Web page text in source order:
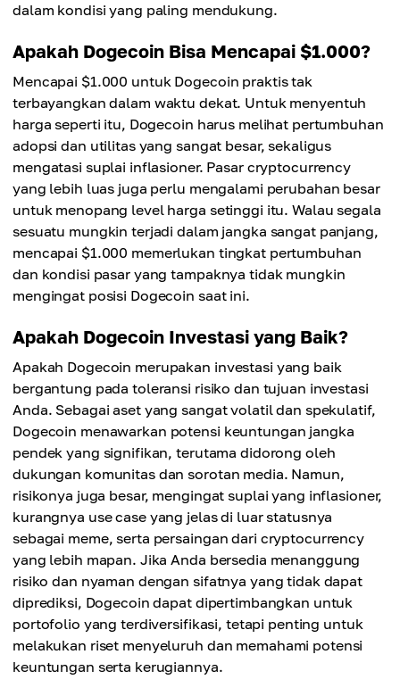
dalam kondisi yang paling mendukung.
Apakah Dogecoin Bisa Mencapai $1.000?
Mencapai $1.000 untuk Dogecoin praktis tak
terbayangkan dalam waktu dekat. Untuk menyentuh
harga seperti itu, Dogecoin harus melihat pertumbuhan
adopsi dan utilitas yang sangat besar, sekaligus
mengatasi suplai inflasioner. Pasar cryptocurrency
yang lebih luas juga perlu mengalami perubahan besar
untuk menopang level harga setinggi itu. Walau segala
sesuatu mungkin terjadi dalam jangka sangat panjang,
mencapai $1.000 memerlukan tingkat pertumbuhan
dan kondisi pasar yang tampaknya tidak mungkin
mengingat posisi Dogecoin saat ini.
Apakah Dogecoin Investasi yang Baik?
Apakah Dogecoin merupakan investasi yang baik
bergantung pada toleransi risiko dan tujuan investasi
Anda. Sebagai aset yang sangat volatil dan spekulatif,
Dogecoin menawarkan potensi keuntungan jangka
pendek yang signifikan, terutama didorong oleh
dukungan komunitas dan sorotan media. Namun,
risikonya juga besar, mengingat suplai yang inflasioner,
kurangnya use case yang jelas di luar statusnya
sebagai meme, serta persaingan dari cryptocurrency
yang lebih mapan. Jika Anda bersedia menanggung
risiko dan nyaman dengan sifatnya yang tidak dapat
diprediksi, Dogecoin dapat dipertimbangkan untuk
portofolio yang terdiversifikasi, tetapi penting untuk
melakukan riset menyeluruh dan memahami potensi
keuntungan serta kerugiannya.